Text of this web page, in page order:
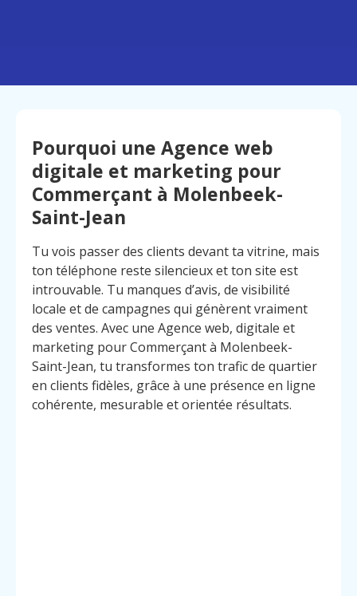
Pourquoi une Agence web
digitale et marketing pour
Commerçant à Molenbeek-
Saint-Jean
Tu vois passer des clients devant ta vitrine, mais
ton téléphone reste silencieux et ton site est
introuvable. Tu manques d’avis, de visibilité
locale et de campagnes qui génèrent vraiment
des ventes. Avec une Agence web, digitale et
marketing pour Commerçant à Molenbeek-
Saint-Jean, tu transformes ton trafic de quartier
en clients fidèles, grâce à une présence en ligne
cohérente, mesurable et orientée résultats.